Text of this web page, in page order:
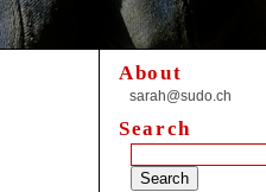
About
sarah@sudo.ch
Search